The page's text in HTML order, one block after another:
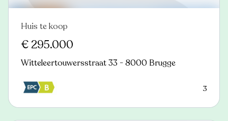
Nieuw
Huis te koop
€ 295.000
Witteleertouwersstraat 33 - 8000 Brugge
3